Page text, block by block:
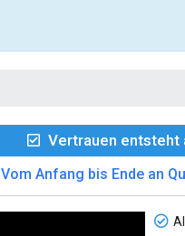
Vertrauen entsteht
Vom Anfang bis Ende an